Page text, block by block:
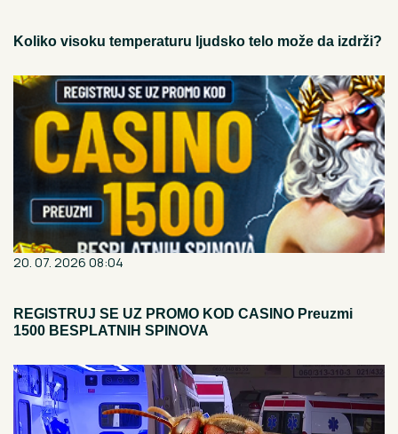
Koliko visoku temperaturu ljudsko telo može da izdrži?
20. 07. 2026 08:04
REGISTRUJ SE UZ PROMO KOD CASINO Preuzmi
1500 BESPLATNIH SPINOVA